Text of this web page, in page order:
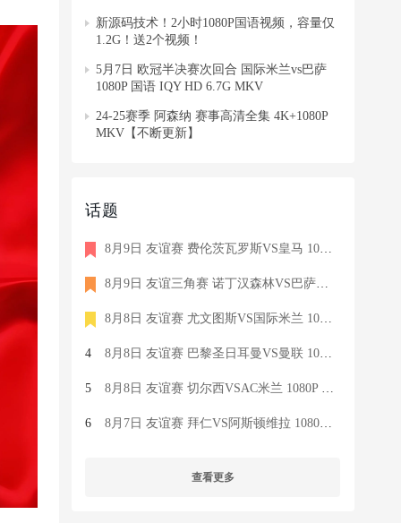
新源码技术！2小时1080P国语视频，容量仅
1.2G！送2个视频！
5月7日 欧冠半决赛次回合 国际米兰vs巴萨
1080P 国语 IQY HD 6.7G MKV
24-25赛季 阿森纳 赛事高清全集 4K+1080P
MKV【不断更新】
话题
8月9日 友谊赛 费伦茨瓦罗斯VS皇马 1080P Real Madrid TV 西语 1
8月9日 友谊三角赛 诺丁汉森林VS巴萨VS乌迪内斯 1080 SKY 意语 9
8月8日 友谊赛 尤文图斯VS国际米兰 1080 SKY 意语 7.4G TS
4 8月8日 友谊赛 巴黎圣日耳曼VS曼联 1080 MUTV 英语 5.9G TS
5 8月8日 友谊赛 切尔西VSAC米兰 1080P 国语 MIGU HD 9G MP4
6 8月7日 友谊赛 拜仁VS阿斯顿维拉 1080P 国语 MIGU HD 8.5G MP4
查看更多